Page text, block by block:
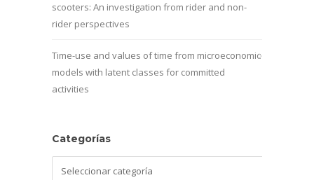
scooters: An investigation from rider and non-
rider perspectives
Time-use and values of time from microeconomic
models with latent classes for committed
activities
Categorías